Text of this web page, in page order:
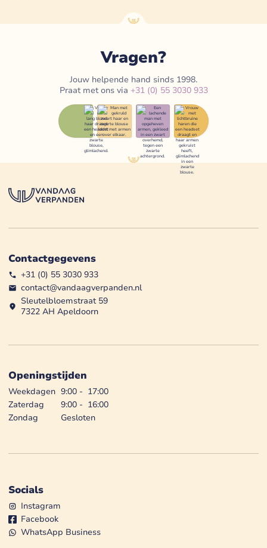
Vragen?
Jouw helpende hand sinds 1998.
Praat met ons via +31 (0) 55 3030 933
Contactgegevens
+31 (0) 55 3030 933
contact@vandaagverpanden.nl
Sleutelbloemstraat 59
7322 AH Apeldoorn
Openingstijden
Weekdagen 9:00 - 17:00
Zaterdag
9:00 - 16:00
Zondag
Gesloten
Socials
Instagram
Facebook
WhatsApp Business